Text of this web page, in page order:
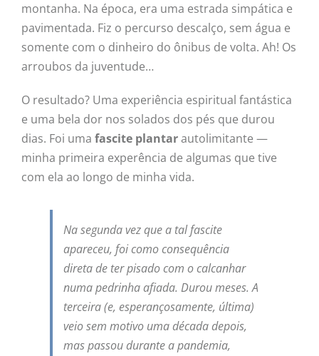
montanha. Na época, era uma estrada simpática e
pavimentada. Fiz o percurso descalço, sem água e
somente com o dinheiro do ônibus de volta. Ah! Os
arroubos da juventude…
O resultado? Uma experiência espiritual fantástica
e uma bela dor nos solados dos pés que durou
dias. Foi uma fascite plantarautolimitante —
minha primeira experência de algumas que tive
com ela ao longo de minha vida.
Na segunda vez que a tal fascite
apareceu, foi como consequência
direta de ter pisado com o calcanhar
numa pedrinha afiada. Durou meses. A
terceira (e, esperançosamente, última)
veio sem motivo uma década depois,
mas passou durante a pandemia,